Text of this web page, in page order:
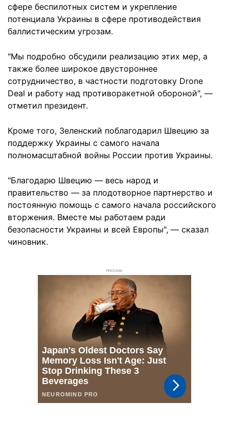
сфере беспилотных систем и укрепление
потенциала Украины в сфере противодействия
баллистическим угрозам.
"Мы подробно обсудили реализацию этих мер, а
также более широкое двустороннее
сотрудничество, в частности подготовку Drone
Deal и работу над противоракетной обороной", —
отметил президент.
Кроме того, Зеленский поблагодарил Швецию за
поддержку Украины с самого начала
полномасштабной войны России против Украины.
"Благодарю Швецию — весь народ и
правительство — за плодотворное партнерство и
постоянную помощь с самого начала российского
вторжения. Вместе мы работаем ради
безопасности Украины и всей Европы", — сказал
чиновник.
РЕКЛАМА